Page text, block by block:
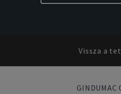
Vissza a
GINDUMAC